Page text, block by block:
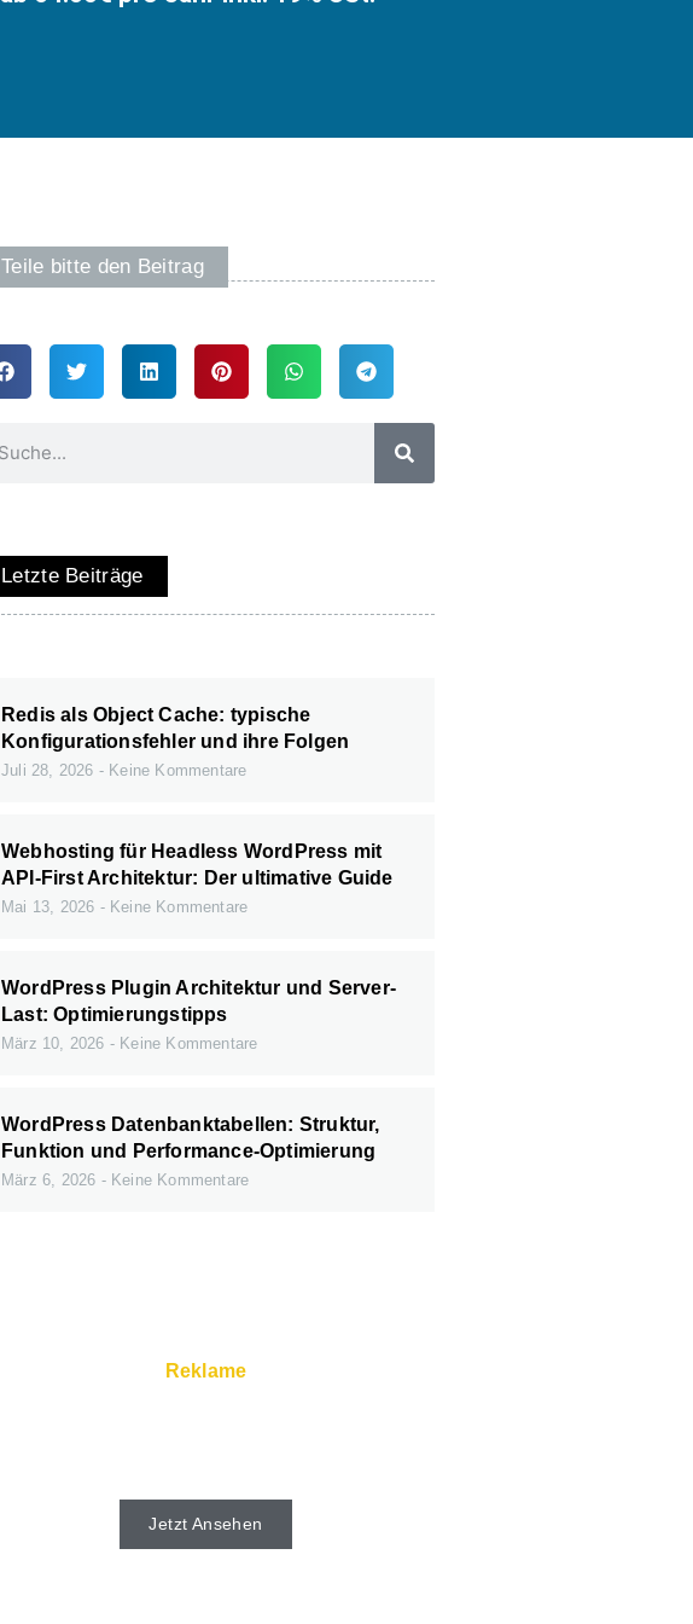
Teile bitte den Beitrag
Letzte Beiträge
Redis als Object Cache: typische
Konfigurationsfehler und ihre Folgen
Juli 28, 2026 Keine Kommentare
Webhosting für Headless WordPress mit
API-First Architektur: Der ultimative Guide
Mai 13, 2026 Keine Kommentare
WordPress Plugin Architektur und Server-
Last: Optimierungstipps
März 10, 2026 Keine Kommentare
WordPress Datenbanktabellen: Struktur,
Funktion und Performance-Optimierung
März 6, 2026 Keine Kommentare
Reklame
Jetzt Ansehen